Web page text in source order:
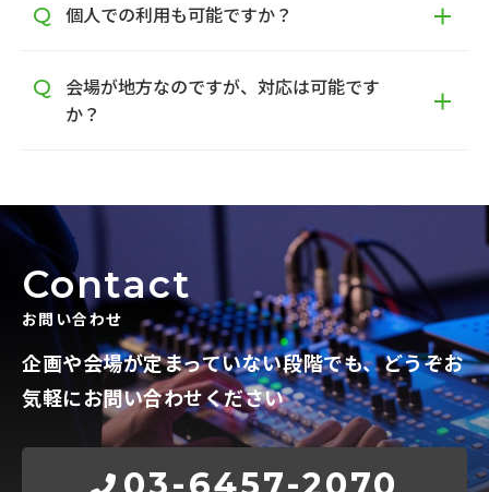
個人での利用も可能ですか？
会場が地方なのですが、対応は可能です
か？
Contact
お問い合わせ
企画や会場が定まっていない段階でも、どうぞお
気軽にお問い合わせください